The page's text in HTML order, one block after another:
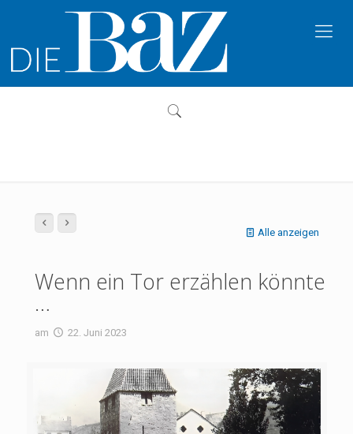
Alle anzeigen
Wenn ein Tor erzählen könnte
…
am 22. Juni 2023